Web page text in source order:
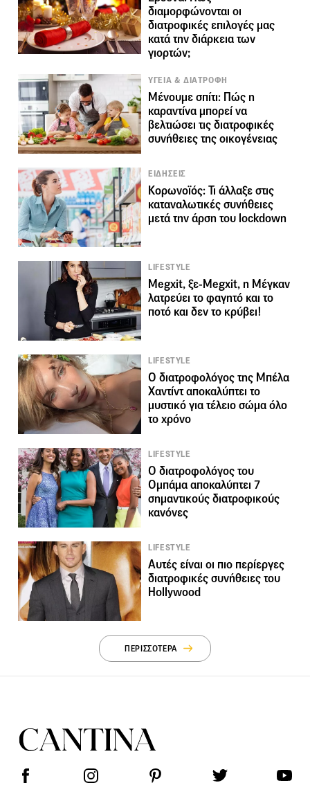
διαμορφώνονται οι
διατροφικές επιλογές μας
κατά την διάρκεια των
γιορτών;
ΥΓΕΙΑ & ΔΙΑΤΡΟΦΗ
Μένουμε σπίτι: Πώς η
καραντίνα μπορεί να
βελτιώσει τις διατροφικές
συνήθειες της οικογένειας
ΕΙΔΗΣΕΙΣ
Κορωνοϊός: Τι άλλαξε στις
καταναλωτικές συνήθειες
μετά την άρση του lockdown
LIFESTYLE
Megxit, ξε-Megxit, η Μέγκαν
λατρεύει το φαγητό και το
ποτό και δεν το κρύβει!
LIFESTYLE
Ο διατροφολόγος της Μπέλα
Χαντίντ αποκαλύπτει το
μυστικό για τέλειο σώμα όλο
το χρόνο
LIFESTYLE
Ο διατροφολόγος του
Ομπάμα αποκαλύπτει 7
σημαντικούς διατροφικούς
κανόνες
LIFESTYLE
Αυτές είναι οι πιο περίεργες
διατροφικές συνήθειες του
Hollywood
ΠΕΡΙΣΣΟΤΕΡΑ